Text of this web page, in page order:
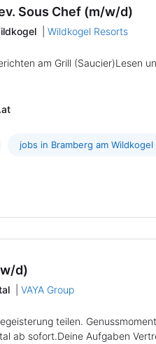
Sous Chef (m/w/d)
Wildkogel Resorts
am Grill (Saucier)Lesen
jobs in Bramberg am Wildkogel
d)
VAYA Group
teilen.
ab sofort.Deine Aufgaben